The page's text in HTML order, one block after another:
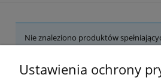
Nie znaleziono produktów
POMOC
Ustawienia ochrony